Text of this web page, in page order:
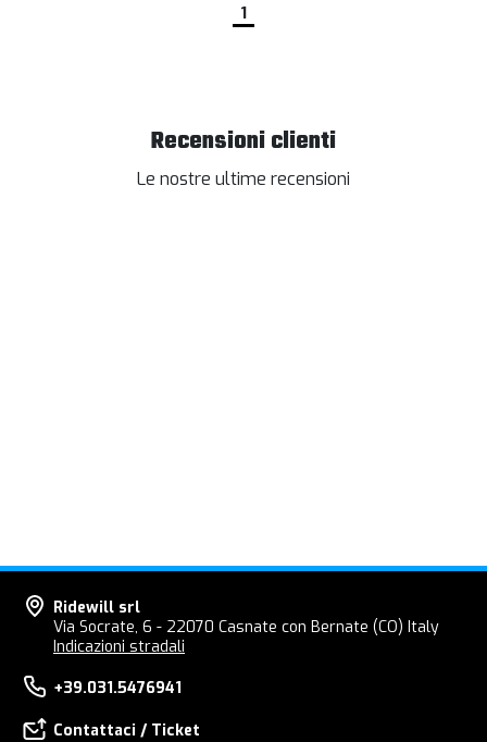
1
Recensioni clienti
Le nostre ultime recensioni
Ridewill srl
Via Socrate, 6 - 22070 Casnate con Bernate (CO) Italy
Indicazioni stradali
+39.031.5476941
Contattaci / Ticket